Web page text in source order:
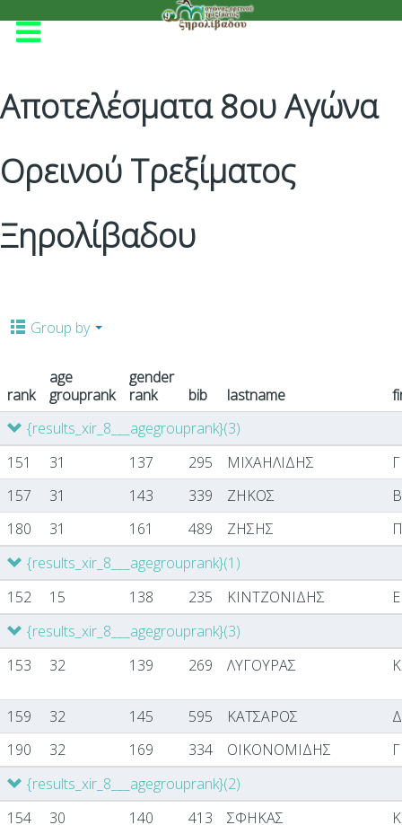
Αποτελέσματα 8ου Αγώνα
Ορεινού Τρεξίματος
Ξηρολίβαδου
Group by
rank
age
grouprank
gender
rank
bib lastname
{results_xir_8___agegrouprank}(3)
151
31 137 295 ΜΙΧΑΗΛΙΔΗΣ
157
31 143 339 ΖΗΚΟΣ
180
31 161 489 ΖΗΣΗΣ
{results_xir_8___agegrouprank}(1)
152
15 138 235 ΚΙΝΤΖΟΝΙΔΗΣ
{results_xir_8___agegrouprank}(3)
153
32 139 269 ΛΥΓΟΥΡΑΣ
159 32 145 595 ΚΑΤΣΑΡΟΣ
190
32 169 334 ΟΙΚΟΝΟΜΙΔΗΣ
{results_xir_8___agegrouprank}(2)
154
30 140 413 ΣΦΗΚΑΣ